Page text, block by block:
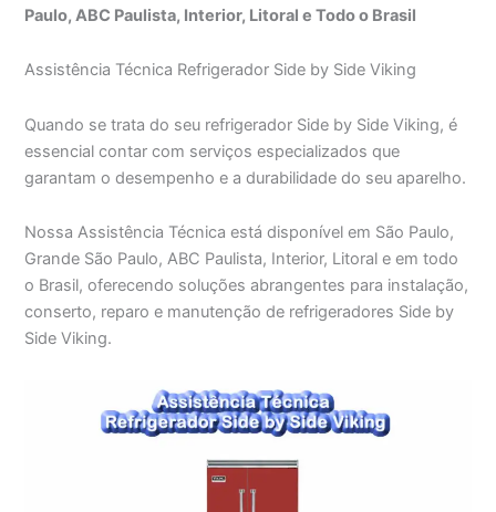
Paulo, ABC Paulista, Interior, Litoral e Todo o Brasil
Assistência Técnica Refrigerador Side by Side Viking
Quando se trata do seu refrigerador Side by Side Viking, é
essencial contar com serviços especializados que
garantam o desempenho e a durabilidade do seu aparelho.
Nossa Assistência Técnica está disponível em São Paulo,
Grande São Paulo, ABC Paulista, Interior, Litoral e em todo
o Brasil, oferecendo soluções abrangentes para instalação,
conserto, reparo e manutenção de refrigeradores Side by
Side Viking.